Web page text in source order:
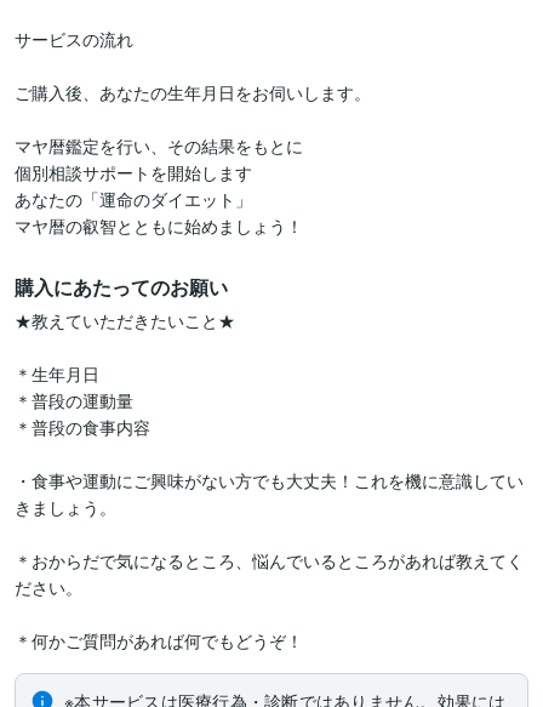
サービスの流れ
ご購入後、あなたの生年月日をお伺いします。
マヤ暦鑑定を行い、その結果をもとに
個別相談サポートを開始します
あなたの「運命のダイエット」
マヤ暦の叡智とともに始めましょう！
購入にあたってのお願い
★教えていただきたいこと★
＊生年月日
＊普段の運動量
＊普段の食事内容
・食事や運動にご興味がない方でも大丈夫！これを機に意識してい
きましょう。
＊おからだで気になるところ、悩んでいるところがあれば教えてく
ださい。
＊何かご質問があれば何でもどうぞ！
※本サービスは医療行為・診断ではありません。効果には